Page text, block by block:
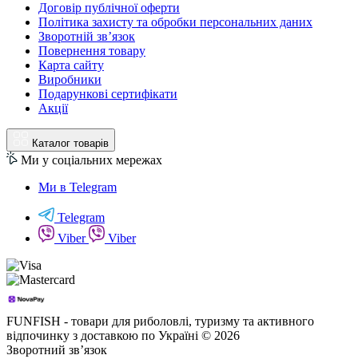
Договір публічної оферти
Політика захисту та обробки персональних даних
Зворотній зв’язок
Повернення товару
Карта сайту
Виробники
Подарункові сертифікати
Акції
Каталог товарів
Ми у соціальних мережах
Ми в Telegram
Telegram
Viber
Viber
FUNFISH - товари для риболовлі, туризму та активного
відпочинку з доставкою по Україні © 2026
Зворотний зв’язок